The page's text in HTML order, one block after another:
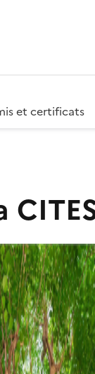
et certificats